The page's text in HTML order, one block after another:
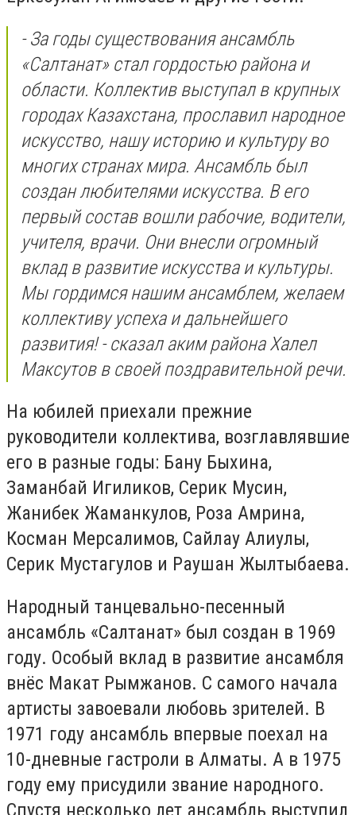
- За годы существования ансамбль
«Салтанат» стал гордостью района и
области. Коллектив выступал в крупных
городах Казахстана, прославил народное
искусство, нашу историю и культуру во
многих странах мира. Ансамбль был
создан любителями искусства. В его
первый состав вошли рабочие, водители,
учителя, врачи. Они внесли огромный
вклад в развитие искусства и культуры.
Мы гордимся нашим ансамблем, желаем
коллективу успеха и дальнейшего
развития! - сказал аким района Халел
Максутов в своей поздравительной речи.
На юбилей приехали прежние
руководители коллектива, возглавлявшие
его в разные годы: Бану Быхина,
Заманбай Игиликов, Серик Мусин,
Жанибек Жаманкулов, Роза Амрина,
Косман Мерсалимов, Сайлау Алиулы,
Серик Мустагулов и Раушан Жылтыбаева.
Народный танцевально-песенный
ансамбль «Салтанат» был создан в 1969
году. Особый вклад в развитие ансамбля
внёс Макат Рымжанов. С самого начала
артисты завоевали любовь зрителей. В
1971 году ансамбль впервые поехал на
10-дневные гастроли в Алматы. А в 1975
году ему присудили звание народного.
Спустя несколько лет ансамбль выступил